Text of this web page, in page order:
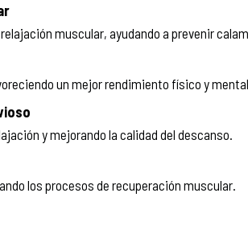
muscular, ayudando a prevenir
un mejor rendimiento físico y mental.
y mejorando la calidad del descanso.
los procesos de recuperación muscular.